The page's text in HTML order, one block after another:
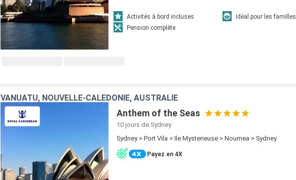
Activités à bord incluses
Idéal pour les familles
Pension complète
VANUATU, NOUVELLE-CALÉDONIE, AUSTRALIE
Anthem of the Seas
10 jours de Sydney
Sydney > Port Vila > Ile Mysterieuse > Noumea > Sydney
Payez en 4X